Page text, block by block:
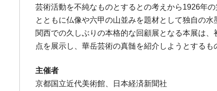
芸術活動を不純なものとするとの考えから1926年
とともに仏像や六甲の山並みを題材として独自の
関西での久しぶりの本格的な回顧展となる本展は
点を展示し、華岳芸術の真髄を紹介しようとするも
主催者
京都国立近代美術館、日本経済新聞社